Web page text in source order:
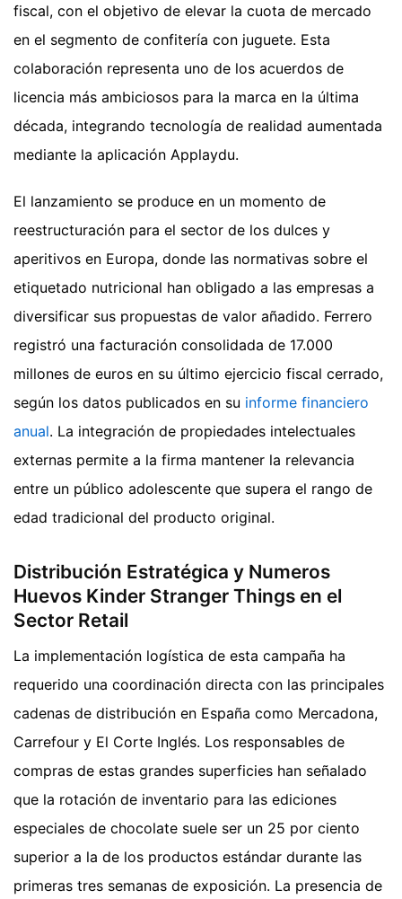
fiscal, con el objetivo de elevar la cuota de mercado
en el segmento de confitería con juguete. Esta
colaboración representa uno de los acuerdos de
licencia más ambiciosos para la marca en la última
década, integrando tecnología de realidad aumentada
mediante la aplicación Applaydu.
El lanzamiento se produce en un momento de
reestructuración para el sector de los dulces y
aperitivos en Europa, donde las normativas sobre el
etiquetado nutricional han obligado a las empresas a
diversificar sus propuestas de valor añadido. Ferrero
registró una facturación consolidada de 17.000
millones de euros en su último ejercicio fiscal cerrado,
según los datos publicados en su informe financiero
anual. La integración de propiedades intelectuales
externas permite a la firma mantener la relevancia
entre un público adolescente que supera el rango de
edad tradicional del producto original.
Distribución Estratégica y Numeros
Huevos Kinder Stranger Things en el
Sector Retail
La implementación logística de esta campaña ha
requerido una coordinación directa con las principales
cadenas de distribución en España como Mercadona,
Carrefour y El Corte Inglés. Los responsables de
compras de estas grandes superficies han señalado
que la rotación de inventario para las ediciones
especiales de chocolate suele ser un 25 por ciento
superior a la de los productos estándar durante las
primeras tres semanas de exposición. La presencia de